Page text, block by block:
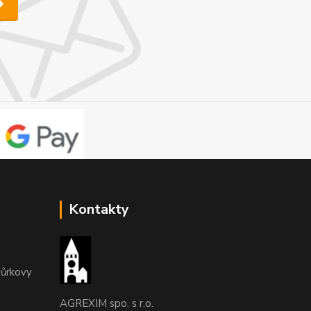
Kontakty
AGREXIM spo. s r.o.